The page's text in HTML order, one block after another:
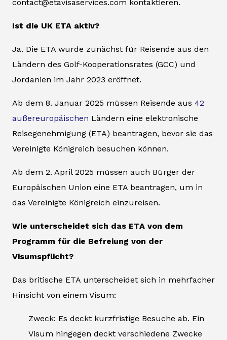
contact@etavisaservices.com kontaktieren.
Ist die UK ETA aktiv?
Ja. Die ETA wurde zunächst für Reisende aus den
Ländern des Golf-Kooperationsrates (GCC) und
Jordanien im Jahr 2023 eröffnet.
Ab dem 8. Januar 2025 müssen Reisende aus 42
außereuropäischen Ländern eine elektronische
Reisegenehmigung (ETA) beantragen, bevor sie das
Vereinigte Königreich besuchen können.
Ab dem 2. April 2025 müssen auch Bürger der
Europäischen Union eine ETA beantragen, um in
das Vereinigte Königreich einzureisen.
Wie unterscheidet sich das ETA von dem
Programm für die Befreiung von der
Visumspflicht?
Das britische ETA unterscheidet sich in mehrfacher
Hinsicht von einem Visum:
Zweck: Es deckt kurzfristige Besuche ab. Ein
Visum hingegen deckt verschiedene Zwecke